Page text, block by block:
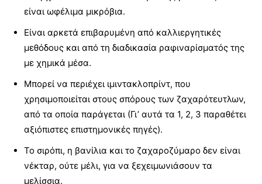
είναι ωφέλιμα μικρόβια.
Είναι αρκετά επιβαρυμένη από καλλιεργητικές
μεθόδους και από τη διαδικασία ραφιναρίσματός της
με χημικά μέσα.
Μπορεί να περιέχει ιμιντακλοπρίντ, που
χρησιμοποιείται στους σπόρους των ζαχαρότευτλων,
από τα οποία παράγεται (Γι’ αυτά τα 1, 2, 3 παραθέτει
αξιόπιστες επιστημονικές πηγές).
Το σιρόπι, η βανίλια και το ζαχαροζύμαρο δεν είναι
νέκταρ, ούτε μέλι, για να ξεχειμωνιάσουν τα
μελίσσια.